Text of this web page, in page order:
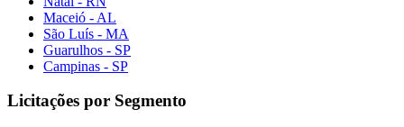
Maceió - AL
São Luís - MA
Guarulhos - SP
Campinas - SP
Licitações por Segmento